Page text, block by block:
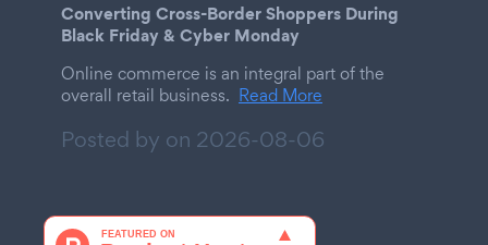
Converting Cross-Border Shoppers During
Black Friday & Cyber Monday
Online commerce is an integral part of the
overall retail business. Read More
Posted by on 2026-08-06